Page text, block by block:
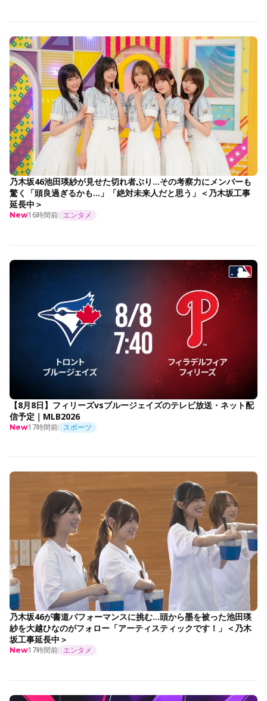
乃木坂46池田瑛紗が見せた切れ者ぶり…その考察力にメンバーも
驚く「頭良過ぎるかも…」「絶対未来人だと思う」＜乃木坂工事
延長中＞
New16時間前 エンタメ
【8月8日】フィリーズvsブルージェイズのテレビ放送・ネット配
信予定｜MLB2026
New17時間前 スポーツ
乃木坂46が書道パフォーマンスに挑む…頭から墨を被った池田瑛
紗を大越ひなのがフォロー「アーティスティックです！」＜乃木
坂工事延長中＞
New17時間前 エンタメ